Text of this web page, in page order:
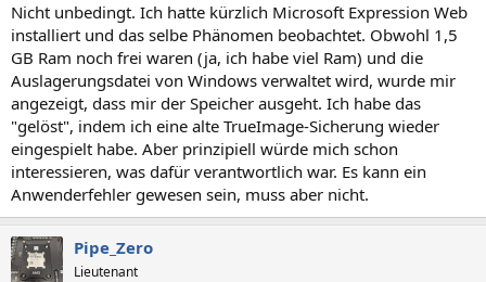
Nicht unbedingt. Ich hatte kürzlich Microsoft Expression Web
installiert und das selbe Phänomen beobachtet. Obwohl 1,5
GB Ram noch frei waren (ja, ich habe viel Ram) und die
Auslagerungsdatei von Windows verwaltet wird, wurde mir
angezeigt, dass mir der Speicher ausgeht. Ich habe das
"gelöst", indem ich eine alte TrueImage-Sicherung wieder
eingespielt habe. Aber prinzipiell würde mich schon
interessieren, was dafür verantwortlich war. Es kann ein
Anwenderfehler gewesen sein, muss aber nicht.
Pipe_Zero
Lieutenant